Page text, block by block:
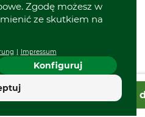
Dodaj
Zgodę możesz w
ze skutkiem na
Impressum
Konfiguruj